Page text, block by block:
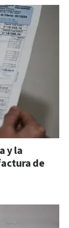
y la
de